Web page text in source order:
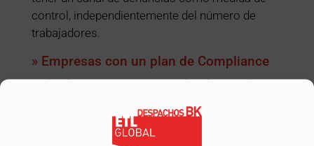
control, independientemente del número de
trabajadores.
» Empresas con un plan de Compliance
Todas las empresas con un plan de Compliance
denuncias como medida de control,
independientemente del número de